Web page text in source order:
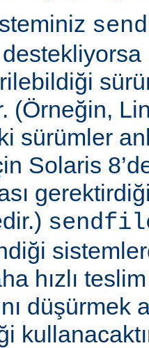
(Örneğin,
sürümler
Solaris
hızlı
düşürmek